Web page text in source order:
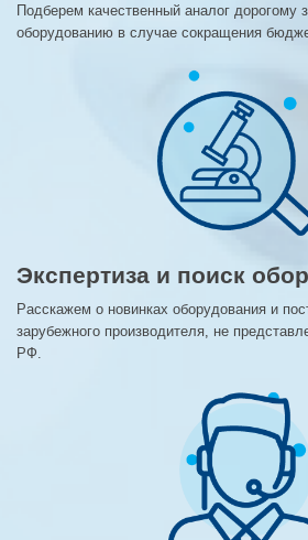
Подберем качественный аналог дорогому
оборудованию в случае сокращения
Экспертиза и поиск
Расскажем о новинках оборудования и
зарубежного производителя, не
РФ.